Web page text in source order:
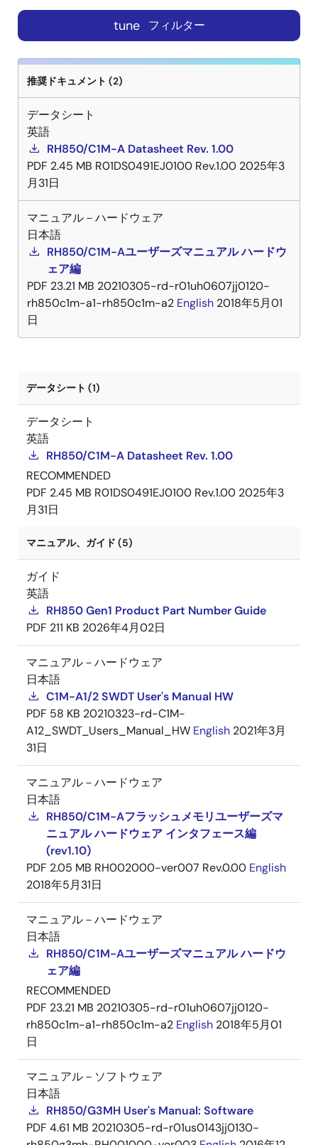
tune フィルター
推奨ドキュメント (2)
データシート
英語
RH850/C1M-A Datasheet Rev. 1.00
PDF 2.45 MB R01DS0491EJ0100 Rev.1.00 2025年3
月31日
マニュアル－ハードウェア
日本語
RH850/C1M-Aユーザーズマニュアル ハードウ
ェア編
PDF 23.21 MB 20210305-rd-r01uh0607jj0120-
rh850c1m-a1-rh850c1m-a2 English 2018年5月01
日
データシート (1)
データシート
英語
RH850/C1M-A Datasheet Rev. 1.00
RECOMMENDED
PDF 2.45 MB R01DS0491EJ0100 Rev.1.00 2025年3
月31日
マニュアル、ガイド (5)
ガイド
英語
RH850 Gen1 Product Part Number Guide
PDF 211 KB 2026年4月02日
マニュアル－ハードウェア
日本語
C1M-A1/2 SWDT User's Manual HW
PDF 58 KB 20210323-rd-C1M-
A12_SWDT_Users_Manual_HW English 2021年3月
31日
マニュアル－ハードウェア
日本語
RH850/C1M-Aフラッシュメモリユーザーズマ
ニュアル ハードウェア インタフェース編
(rev1.10)
PDF 2.05 MB RH002000-ver007 Rev.0.00 English
2018年5月31日
マニュアル－ハードウェア
日本語
RH850/C1M-Aユーザーズマニュアル ハードウ
ェア編
RECOMMENDED
PDF 23.21 MB 20210305-rd-r01uh0607jj0120-
rh850c1m-a1-rh850c1m-a2 English 2018年5月01
日
マニュアル－ソフトウェア
日本語
RH850/G3MH User's Manual: Software
PDF 4.61 MB 20210305-rd-r01us0143jj0130-